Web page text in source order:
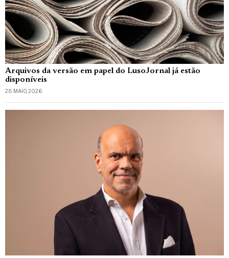
Arquivos da versão em papel do LusoJornal já estão
disponíveis
28 MAIO, 2026